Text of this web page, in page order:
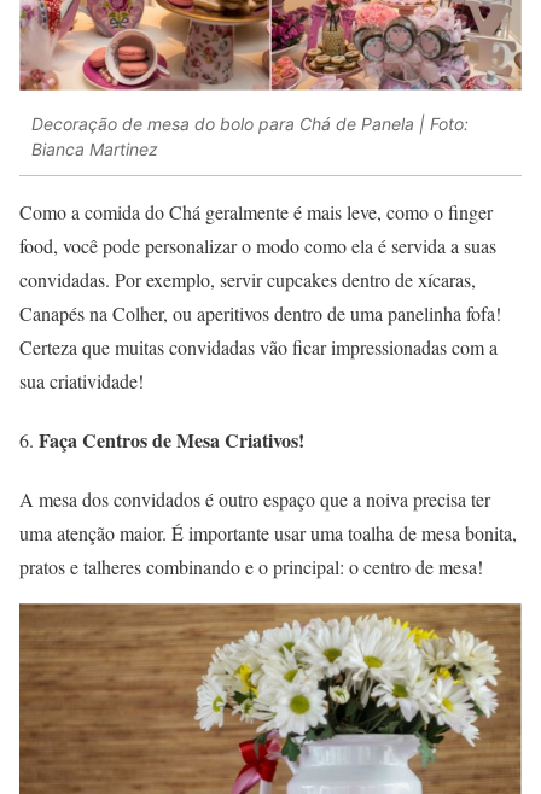
Decoração de mesa do bolo para Chá de Panela | Foto:
Bianca Martinez
Como a comida do Chá geralmente é mais leve, como o finger
food, você pode personalizar o modo como ela é servida a suas
convidadas. Por exemplo, servir cupcakes dentro de xícaras,
Canapés na Colher, ou aperitivos dentro de uma panelinha fofa!
Certeza que muitas convidadas vão ficar impressionadas com a
sua criatividade!
Faça Centros de Mesa Criativos!
A mesa dos convidados é outro espaço que a noiva precisa ter
uma atenção maior. É importante usar uma toalha de mesa bonita,
pratos e talheres combinando e o principal: o centro de mesa!